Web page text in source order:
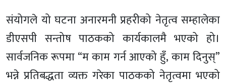
संयोगले यो घटना अनारमनी प्रहरीको नेतृत्व सम्हालेका
डीएसपी सन्तोष पाठकको कार्यकालमै भएको हो।
सार्वजनिक रूपमा “म काम गर्न आएको हुँ, काम दिनुस्”
भन्ने प्रतिबद्धता व्यक्त गरेका पाठकको नेतृत्वमा भएको